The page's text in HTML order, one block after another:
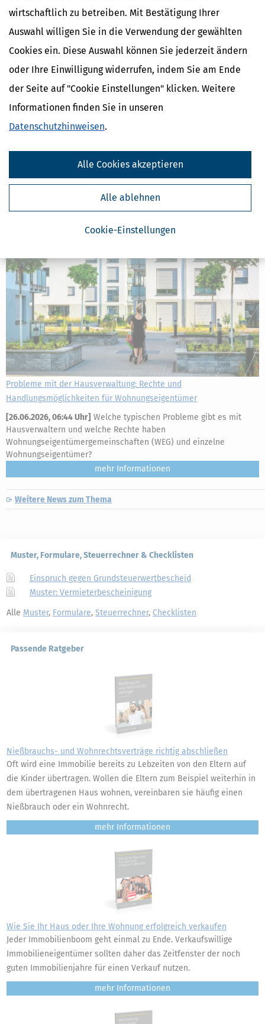
wirtschaftlich zu betreiben. Mit Bestätigung Ihrer
Auswahl willigen Sie in die Verwendung der gewählten
Cookies ein. Diese Auswahl können Sie jederzeit ändern
oder Ihre Einwilligung widerrufen, indem Sie am Ende
der Seite auf "Cookie Einstellungen" klicken. Weitere
Informationen finden Sie in unseren
Datenschutzhinweisen.
Cookie-Einstellungen
Alle ablehnen
Alle Cookies akzeptieren
Darf man Balkonkraftwerke einfach so anbringen?
Steckersolaranlagen erfreuen sich immer größerer Beliebtheit. Sie
punkten mit geringen Anschaffungskosten, einfacher Installation
und geringen bürokratischen
Probleme mit der Hausverwaltung: Rechte und
Handlungsmöglichkeiten für Wohnungseigentümer
[26.06.2026, 06:44 Uhr] Welche typischen Probleme gibt es mit
Hausverwaltern und welche Rechte haben
Wohnungseigentümergemeinschaften (WEG) und einzelne
Wohnungseigentümer?
mehr
Weitere News zum Thema
Muster, Formulare, Steuerrechner & Checklisten
Einspruch gegen Grundsteuerwertbescheid
Muster: Vermieterbescheinigung
Alle Muster, Formulare, Steuerrechner, Checklisten
Passende Ratgeber
Nießbrauchs- und Wohnrechtsverträge richtig abschließen
Oft wird eine Immobilie bereits zu Lebzeiten von den Eltern auf
die Kinder übertragen. Wollen die Eltern zum Beispiel weiterhin in
dem übertragenen Haus wohnen, vereinbaren sie häufig einen
Nießbrauch oder ein Wohnrecht.
mehr
Wie Sie Ihr Haus oder Ihre Wohnung erfolgreich verkaufen
Jeder Immobilienboom geht einmal zu Ende. Verkaufswillige
Immobilieneigentümer sollten daher das Zeitfenster der noch
guten Immobilienjahre für einen Verkauf nutzen.
mehr